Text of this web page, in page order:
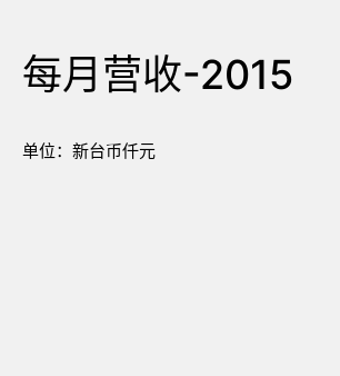
每月营收-2015
单位：新台币仟元